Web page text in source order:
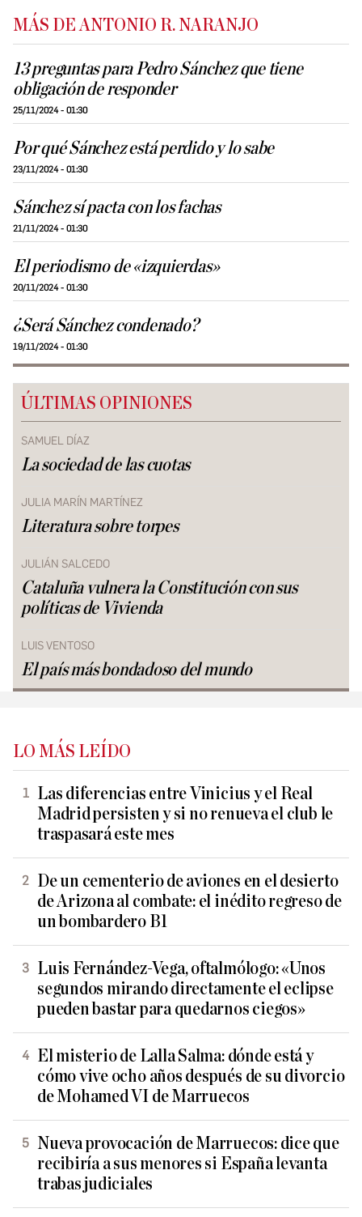
MÁS DE ANTONIO R. NARANJO
13 preguntas para Pedro Sánchez que tiene
obligación de responder
25/11/2024 - 01:30
Por qué Sánchez está perdido y lo sabe
23/11/2024 - 01:30
Sánchez sí pacta con los fachas
21/11/2024 - 01:30
El periodismo de «izquierdas»
20/11/2024 - 01:30
¿Será Sánchez condenado?
19/11/2024 - 01:30
ÚLTIMAS OPINIONES
SAMUEL DÍAZ
La sociedad de las cuotas
JULIA MARÍN MARTÍNEZ
Literatura sobre torpes
JULIÁN SALCEDO
Cataluña vulnera la Constitución con sus
políticas de Vivienda
LUIS VENTOSO
El país más bondadoso del mundo
LO MÁS LEÍDO
Las diferencias entre Vinicius y el Real
Madrid persisten y si no renueva el club le
traspasará este mes
De un cementerio de aviones en el desierto
de Arizona al combate: el inédito regreso de
un bombardero B1
Luis Fernández-Vega, oftalmólogo: «Unos
segundos mirando directamente el eclipse
pueden bastar para quedarnos ciegos»
El misterio de Lalla Salma: dónde está y
cómo vive ocho años después de su divorcio
de Mohamed VI de Marruecos
Nueva provocación de Marruecos: dice que
recibiría a sus menores si España levanta
trabas judiciales